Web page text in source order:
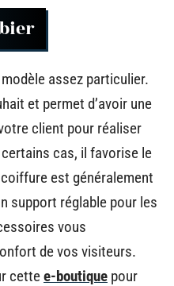
assez particulier.
et permet d’avoir une
client pour réaliser
cas, il favorise le
est généralement
support réglable pour les
vous
de vos visiteurs.
cettee-boutique pour